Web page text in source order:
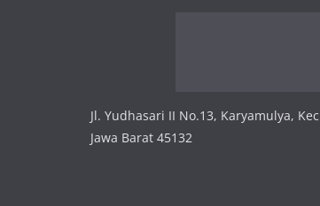
Jl. Yudhasari II No.13, Karyamulya,
Jawa Barat 45132